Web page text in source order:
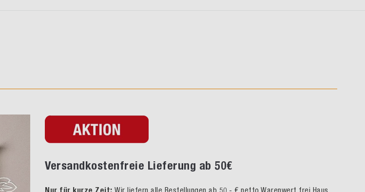
Versandkostenfreie Lieferung ab 50€
Wir liefern alle Bestellungen ab 50,- € netto Warenwert frei Haus